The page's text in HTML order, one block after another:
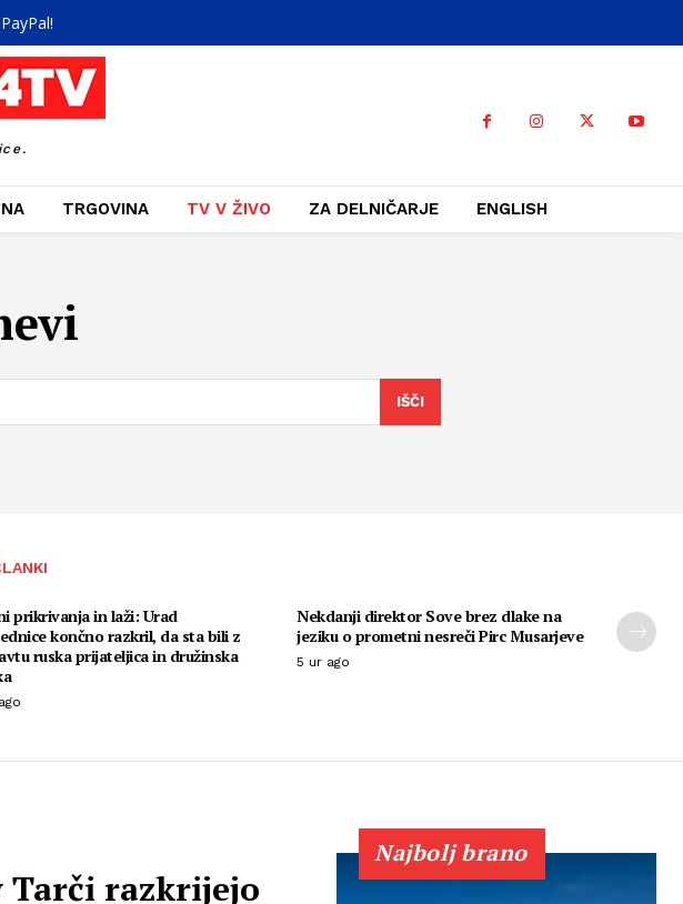
TRGOVINA TV V ŽIVO ZA DELNIČARJE ENGLISH
IŠČI
prikrivanja in laži: Urad
končno razkril, da sta bili z
ruska prijateljica in družinska
Nekdanji direktor Sove brez dlake na
jeziku o prometni nesreči Pirc Musarjeve
5 ur ago
Tarči razkrijejo
Najbolj brano